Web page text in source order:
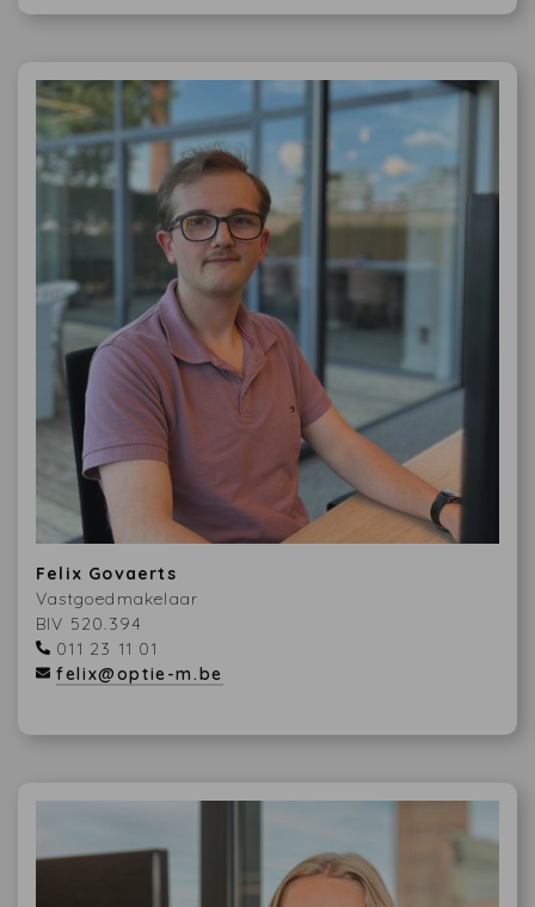
Felix Govaerts
Vastgoedmakelaar
BIV 520.394
011 23 11 01
felix@optie-m.be